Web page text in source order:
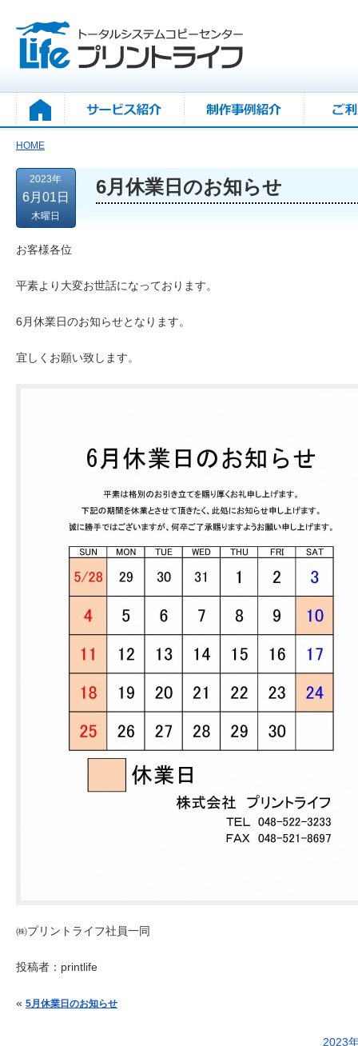
HOME
2023年
6月01日
木曜日
6月休業日のお知らせ
お客様各位
平素より大変お世話になっております。
6月休業日のお知らせとなります。
宜しくお願い致します。
㈱プリントライフ社員一同
投稿者： printlife
投稿ナビゲーション
« 5月休業日のお知らせ
2023